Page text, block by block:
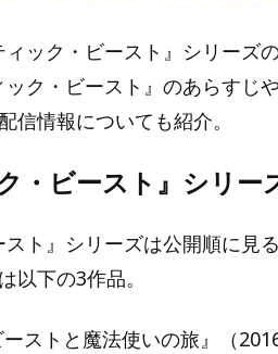
ック・ビースト』シリーズ
ク・ビースト』のあらすじ
信情報についても紹介。
・ビースト』シリー
スト』シリーズは公開順に見
以下の3作品。
ストと魔法使いの旅』（2016